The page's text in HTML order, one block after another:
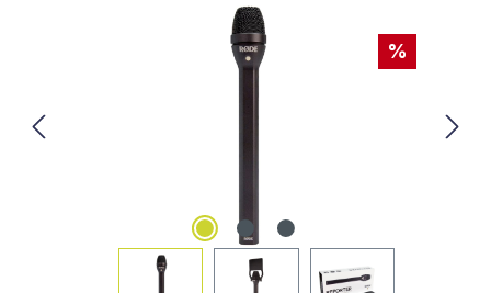
%
Bildergalerie überspringen